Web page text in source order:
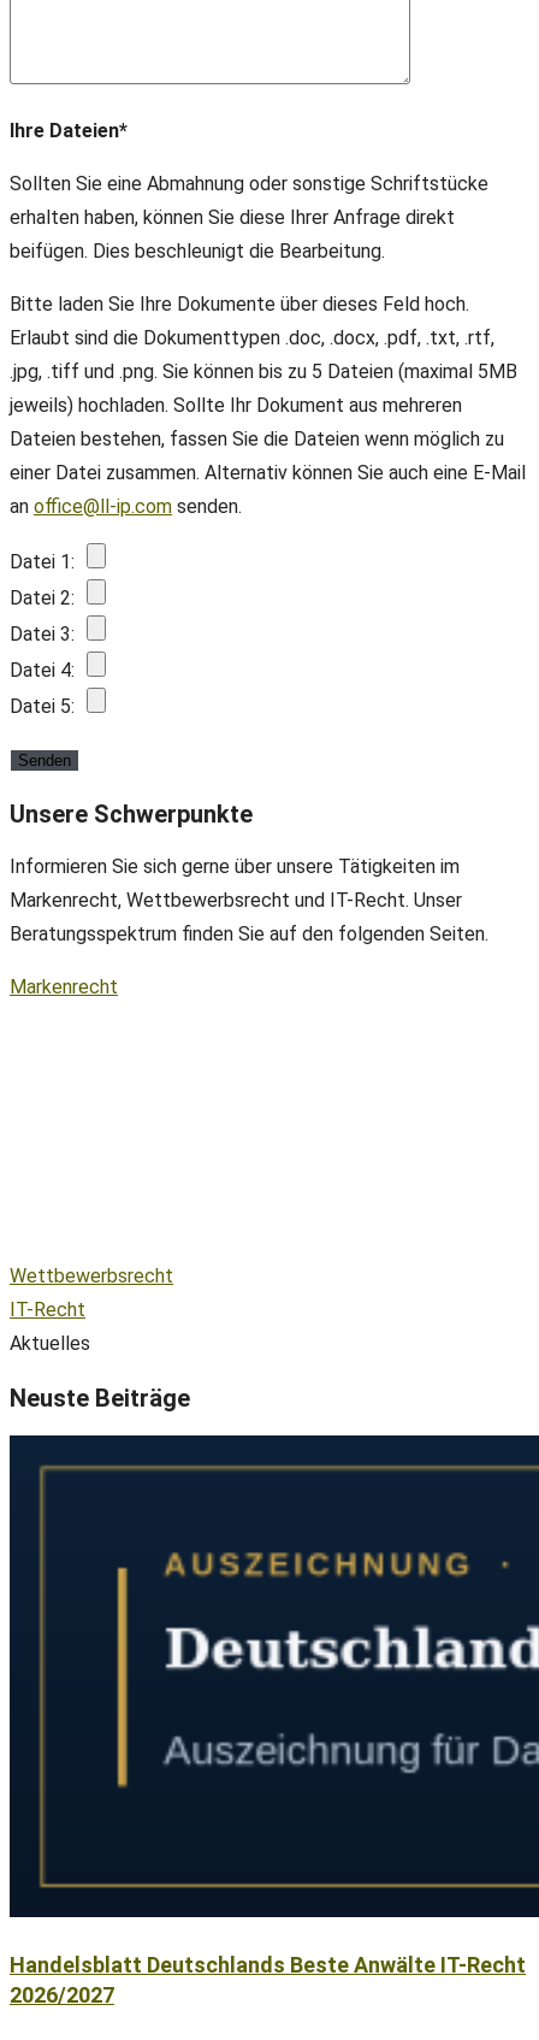
Ihre Dateien*
Sollten Sie eine Abmahnung oder sonstige Schriftstücke
erhalten haben, können Sie diese Ihrer Anfrage direkt
beifügen. Dies beschleunigt die Bearbeitung.
Bitte laden Sie Ihre Dokumente über dieses Feld hoch.
Erlaubt sind die Dokumenttypen .doc, .docx, .pdf, .txt, .rtf,
.jpg, .tiff und .png. Sie können bis zu 5 Dateien (maximal 5MB
jeweils) hochladen. Sollte Ihr Dokument aus mehreren
Dateien bestehen, fassen Sie die Dateien wenn möglich zu
einer Datei zusammen. Alternativ können Sie auch eine E-Mail
an office@ll-ip.com senden.
Datei 1:
Datei 2:
Datei 3:
Datei 4:
Datei 5:
Unsere Schwerpunkte
Informieren Sie sich gerne über unsere Tätigkeiten im
Markenrecht, Wettbewerbsrecht und IT-Recht. Unser
Beratungsspektrum finden Sie auf den folgenden Seiten.
Markenrecht
Wettbewerbsrecht
IT-Recht
Aktuelles
Neuste Beiträge
Handelsblatt Deutschlands Beste Anwälte IT-Recht
2026/2027